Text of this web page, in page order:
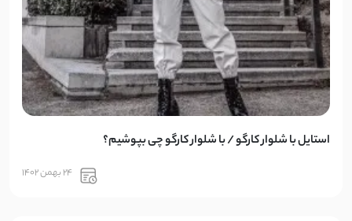
استایل با شلوار کارگو / با شلوار کارگو چی بپوشیم؟
24 بهمن 1402